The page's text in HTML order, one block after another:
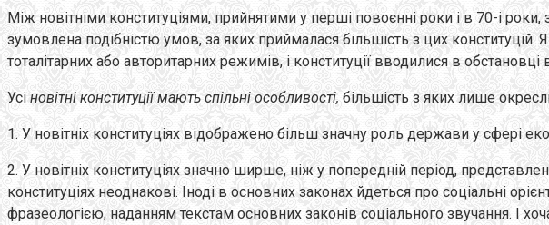
Між новітніми конституціями, прийнятими у перші повоєнні роки і в 70-і
зумовлена подібністю умов, за яких приймалася більшість з цих
тоталітарних або авторитарних режимів, і конституції вводилися в обстановці
Усі новітні конституції мають спільні особливості, більшість з яких лише
1. У новітніх конституціях відображено більш значну роль держави у сфері
2. У новітніх конституціях значно ширше, ніж у попередній період,
конституціях неоднакові. Іноді в основних законах йдеться про соціальні
фразеологією, наданням текстам основних законів соціального звучання. І